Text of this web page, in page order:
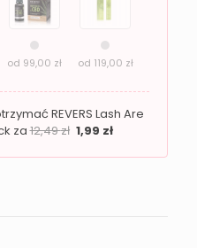
od 99,00 zł od 119,00 zł
REVERS Lash Are
za12,49zł 1,99 zł